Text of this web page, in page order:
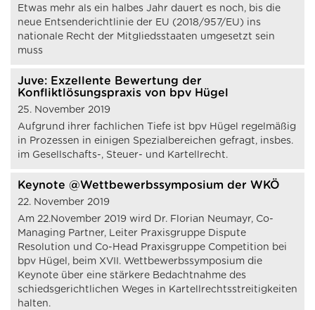
Etwas mehr als ein halbes Jahr dauert es noch, bis die
neue Entsenderichtlinie der EU (2018/957/EU) ins
nationale Recht der Mitgliedsstaaten umgesetzt sein
muss
Juve: Exzellente Bewertung der
Konfliktlösungspraxis von bpv Hügel
25. November 2019
Aufgrund ihrer fachlichen Tiefe ist bpv Hügel regelmäßig
in Prozessen in einigen Spezialbereichen gefragt, insbes.
im Gesellschafts-, Steuer- und Kartellrecht.
Keynote @Wettbewerbssymposium der WKÖ
22. November 2019
Am 22.November 2019 wird Dr. Florian Neumayr, Co-
Managing Partner, Leiter Praxisgruppe Dispute
Resolution und Co-Head Praxisgruppe Competition bei
bpv Hügel, beim XVII. Wettbewerbssymposium die
Keynote über eine stärkere Bedachtnahme des
schiedsgerichtlichen Weges in Kartellrechtsstreitigkeiten
halten.